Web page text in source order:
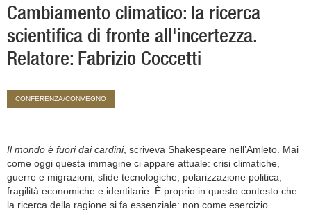
Cambiamento climatico: la ricerca
scientifica di fronte all'incertezza.
Relatore: Fabrizio Coccetti
CONFERENZA/CONVEGNO
Il mondo è fuori dai cardini, scriveva Shakespeare nell’Amleto. Mai
come oggi questa immagine ci appare attuale: crisi climatiche,
guerre e migrazioni, sfide tecnologiche, polarizzazione politica,
fragilità economiche e identitarie. È proprio in questo contesto che
la ricerca della ragione si fa essenziale: non come esercizio